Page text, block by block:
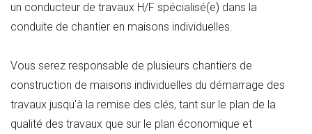
un conducteur de travaux H/F spécialisé(e) dans la
conduite de chantier en maisons individuelles.
Vous serez responsable de plusieurs chantiers de
construction de maisons individuelles du démarrage des
travaux jusqu'à la remise des clés, tant sur le plan de la
qualité des travaux que sur le plan économique et